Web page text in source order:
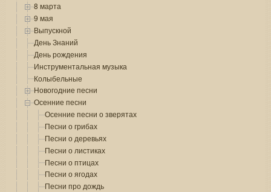
8 марта
9 мая
Выпускной
День Знаний
День рождения
Инструментальная музыка
Колыбельные
Новогодние песни
Осенние песни
Осенние песни о зверятах
Песни о грибах
Песни о деревьях
Песни о листиках
Песни о птицах
Песни о ягодах
Песни про дождь